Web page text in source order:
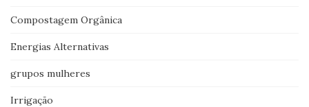
Compostagem Orgânica
Energias Alternativas
grupos mulheres
Irrigação